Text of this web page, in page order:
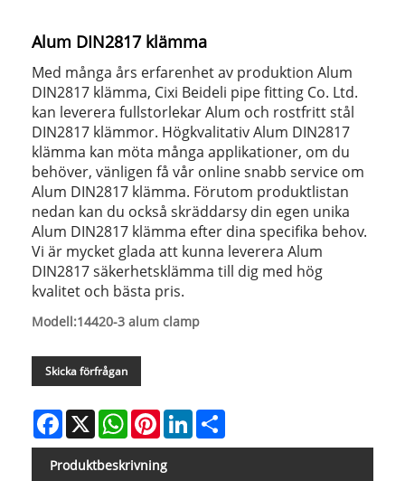
Alum DIN2817 klämma
Med många års erfarenhet av produktion Alum
DIN2817 klämma, Cixi Beideli pipe fitting Co. Ltd.
kan leverera fullstorlekar Alum och rostfritt stål
DIN2817 klämmor. Högkvalitativ Alum DIN2817
klämma kan möta många applikationer, om du
behöver, vänligen få vår online snabb service om
Alum DIN2817 klämma. Förutom produktlistan
nedan kan du också skräddarsy din egen unika
Alum DIN2817 klämma efter dina specifika behov.
Vi är mycket glada att kunna leverera Alum
DIN2817 säkerhetsklämma till dig med hög
kvalitet och bästa pris.
Modell:14420-3 alum clamp
Skicka förfrågan
Facebook
X WhatsAppPinterestLinkedIn
Produktbeskrivning